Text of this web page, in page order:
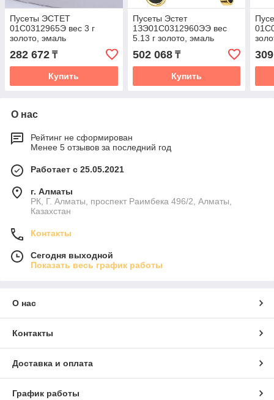
Пусеты ЭСТЕТ
01С0312965Э вес 3 г
золото, эмаль
282 672 ₸
Купить
Пусеты Эстет
1ЗЭ01С0312960ЭЭ вес
5.13 г золото, эмаль
502 068₸
Купить
О нас
Рейтинг не сформирован
Менее 5 отзывов за последний год
Работает с 25.05.2021
г. Алматы
РК, Г. Алматы, проспект Раимбека 496/2, Алматы,
Казахстан
Контакты
Сегодня выходной
Показать весь график работы
О нас
Контакты
Доставка и оплата
График работы